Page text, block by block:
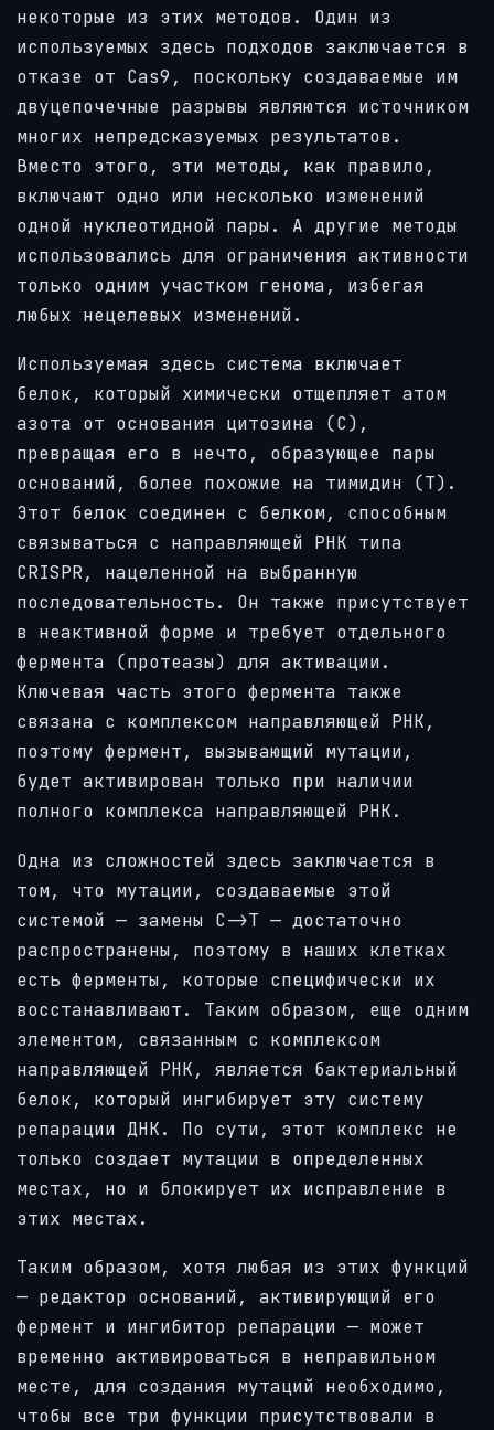
некоторые из этих методов. Один из
используемых здесь подходов заключается в
отказе от Cas9, поскольку создаваемые им
двуцепочечные разрывы являются источником
многих непредсказуемых результатов.
Вместо этого, эти методы, как правило,
включают одно или несколько изменений
одной нуклеотидной пары. А другие методы
использовались для ограничения активности
только одним участком генома, избегая
любых нецелевых изменений.
Используемая здесь система включает
белок, который химически отщепляет атом
азота от основания цитозина (C),
превращая его в нечто, образующее пары
оснований, более похожие на тимидин (T).
Этот белок соединен с белком, способным
связываться с направляющей РНК типа
CRISPR, нацеленной на выбранную
последовательность. Он также присутствует
в неактивной форме и требует отдельного
фермента (протеазы) для активации.
Ключевая часть этого фермента также
связана с комплексом направляющей РНК,
поэтому фермент, вызывающий мутации,
будет активирован только при наличии
полного комплекса направляющей РНК.
Одна из сложностей здесь заключается в
том, что мутации, создаваемые этой
системой — замены C->T — достаточно
распространены, поэтому в наших клетках
есть ферменты, которые специфически их
восстанавливают. Таким образом, еще одним
элементом, связанным с комплексом
направляющей РНК, является бактериальный
белок, который ингибирует эту систему
репарации ДНК. По сути, этот комплекс не
только создает мутации в определенных
местах, но и блокирует их исправление в
этих местах.
Таким образом, хотя любая из этих функций
— редактор оснований, активирующий его
фермент и ингибитор репарации — может
временно активироваться в неправильном
месте, для создания мутаций необходимо,
чтобы все три функции присутствовали в